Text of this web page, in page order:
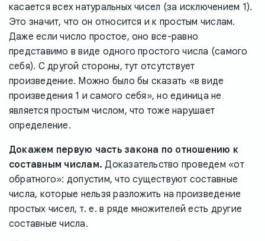
касается всех натуральных чисел (за исключением 1).
Это значит, что он относится и к простым числам.
Даже если число простое, оно все-равно
представимо в виде одного простого числа (самого
себя). С другой стороны, тут отсутствует
произведение. Можно было бы сказать «в виде
произведения 1 и самого себя», но единица не
является простым числом, что тоже нарушает
определение.
Докажем первую часть закона по отношению к
составным числам. Доказательство проведем «от
обратного»: допустим, что существуют составные
числа, которые нельзя разложить на произведение
простых чисел, т. е. в ряде множителей есть другие
составные числа.